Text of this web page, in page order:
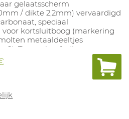
gelaatsscherm
/ dikte 2,2mm) vervaardigd
speciaal
voor kortsluitboog (markering
metaaldeeltjes
9). Tevens heeft dit
scherm een keuring N,
antidamp. Impactresistentie
uit textiel (49-63 cm)